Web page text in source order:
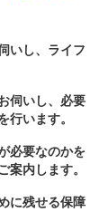
いし、ライフ
伺いし、必要
行います。
必要なのかを
案内します。
に残せる保障